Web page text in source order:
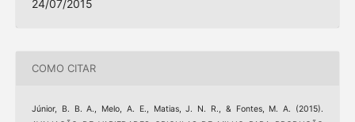
24/07/2015
COMO CITAR
Júnior, B. B. A., Melo, A. E., Matias, J. N. R., & Fontes, M. A. (2015).